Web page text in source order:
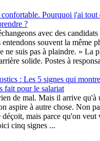
Pourquoi j'ai tout
?
avec des candidats
souvent la même
ne suis pas à plaindre. » La
solide. Postes à
: Les 5 signes qui
fait pour le salariat
de mal. Mais il arrive qu'à
aspire à autre chose. Non
déçoit, mais parce qu'on veut
cinq signes ...